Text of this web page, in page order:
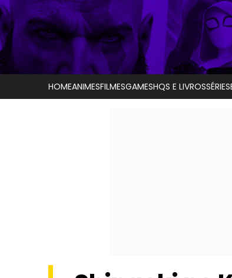
HOMEANIMESFILMESGAMESHQS E LIVROSSÉRIES